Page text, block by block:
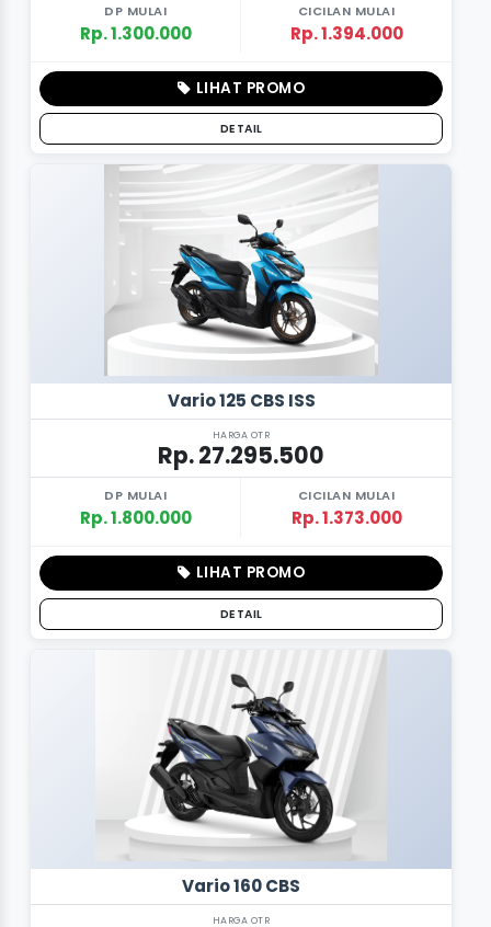
DP MULAI
Rp. 1.300.000
CICILAN MULAI
Rp. 1.394.000
LIHAT PROMO
DETAIL
Vario 125 CBS ISS
HARGA OTR
Rp. 27.295.500
DP MULAI
Rp. 1.800.000
CICILAN MULAI
Rp. 1.373.000
LIHAT PROMO
DETAIL
Vario 160 CBS
HARGA OTR